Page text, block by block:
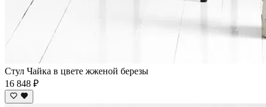
Стул Чайка в цвете жженой березы
16 848 ₽